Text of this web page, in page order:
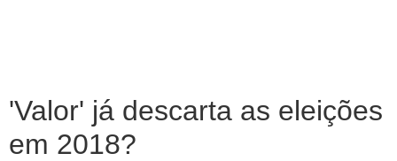
'Valor' já descarta as eleições
em 2018?